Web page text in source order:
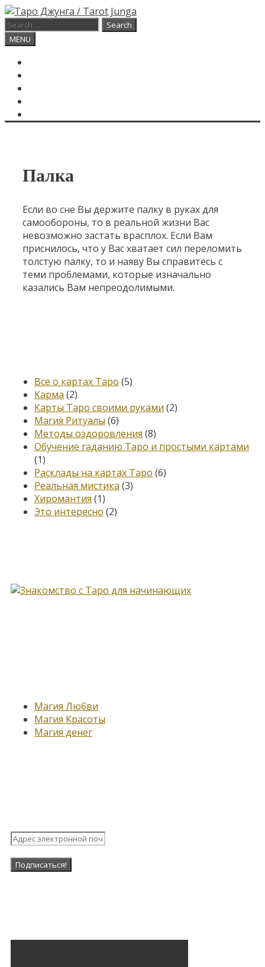
Skip
to
content
Search
for:
Search
MENU
Палка
Если во сне Вы держите палку в руках для
самообороны, то в реальной жизни Вас
невозможно застать врасплох. Если Вам
приснилось, что у Вас хватает сил переломить
толстую палку, то и наяву Вы справитесь с
теми проблемами, которые изначально
казались Вам непреодолимыми.
Все о картах Таро (5)
Карма (2)
Карты Таро своими руками (2)
Магия Ритуалы (6)
Методы оздоровления (8)
Обучение гаданию Таро и простыми картами
(1)
Расклады на картах Таро (6)
Реальная мистика (3)
Хиромантия (1)
Это интересно (2)
Магия Любви
Магия Красоты
Магия денег